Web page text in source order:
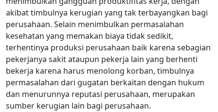
akibat timbulnya kerugian yang tak terbayangkan bagi
perusahaan. Selain menimbulkan permasalahan
kesehatan yang memakan biaya tidak sedikit,
terhentinya produksi perusahaan baik karena sebagian
pekerjanya sakit ataupun pekerja lain yang berhenti
bekerja karena harus menolong korban, timbulnya
permasalahan dari gugatan berkaitan dengan hukum
dan menurunnya reputasi perusahaan, merupakan
sumber kerugian lain bagi perusahaan.